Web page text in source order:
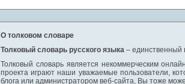
О толковом словаре
Толковый словарь русского языка – единственный
Толковый словарь является некоммерческим
проекта играют наши уважаемые пользователи,
блога или администратором веб-сайта, Вы тоже